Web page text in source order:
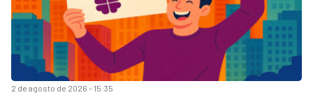
2 de agosto de 2026 - 15:35